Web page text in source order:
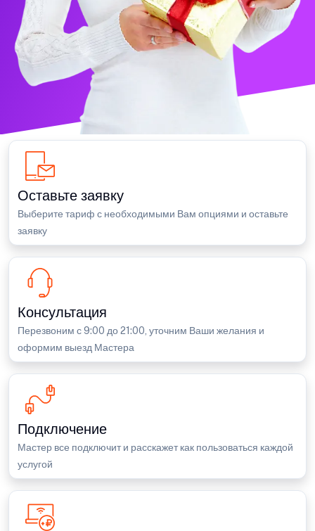
Оставьте заявку
Выберите тариф с необходимыми Вам опциями и оставьте
заявку
Консультация
Перезвоним с 9:00 до 21:00, уточним Ваши желания и
оформим выезд Мастера
Подключение
Мастер все подключит и расскажет как пользоваться каждой
услугой